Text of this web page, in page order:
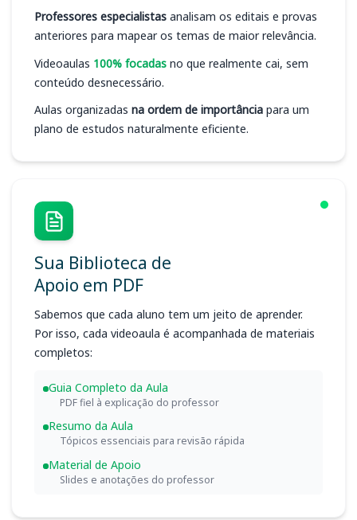
Professores especialistas analisam os editais e provas
anteriores para mapear os temas de maior relevância.
Videoaulas 100% focadas no que realmente cai, sem
conteúdo desnecessário.
Aulas organizadas na ordem de importância para um
plano de estudos naturalmente eficiente.
Sua Biblioteca de
Apoio em PDF
Sabemos que cada aluno tem um jeito de aprender.
Por isso, cada videoaula é acompanhada de materiais
completos:
Guia Completo da Aula
PDF fiel à explicação do professor
Resumo da Aula
Tópicos essenciais para revisão rápida
Material de Apoio
Slides e anotações do professor